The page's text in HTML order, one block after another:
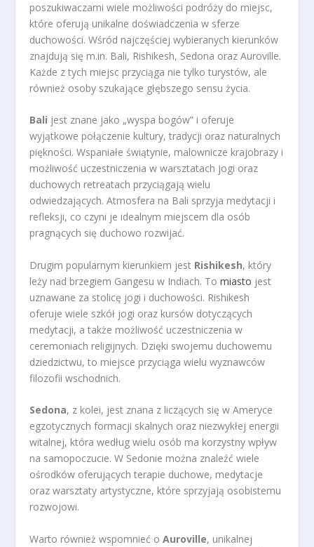
poszukiwaczami wiele możliwości podróży do miejsc,
które oferują unikalne doświadczenia w sferze
duchowości. Wśród najczęściej wybieranych kierunków
znajdują się m.in. Bali, Rishikesh, Sedona oraz Auroville.
Każde z tych miejsc przyciąga nie tylko turystów, ale
również osoby szukające głębszego sensu życia.
Bali jest znane jako „wyspa bogów” i oferuje
wyjątkowe połączenie kultury, tradycji oraz naturalnych
piękności. Wspaniałe świątynie, malownicze krajobrazy i
możliwość uczestniczenia w warsztatach jogi oraz
duchowych retreatach przyciągają wielu
odwiedzających. Atmosfera na Bali sprzyja medytacji i
refleksji, co czyni je idealnym miejscem dla osób
pragnących się duchowo rozwijać.
Drugim popularnym kierunkiem jest Rishikesh, który
leży nad brzegiem Gangesu w Indiach. Tomiasto jest
uznawane za stolicę jogi i duchowości. Rishikesh
oferuje wiele szkół jogi oraz kursów dotyczących
medytacji, a także możliwość uczestniczenia w
ceremoniach religijnych. Dzięki swojemu duchowemu
dziedzictwu, to miejsce przyciąga wielu wyznawców
filozofii wschodnich.
Sedona, z kolei, jest znana z liczących się w Ameryce
egzotycznych formacji skalnych oraz niezwykłej energii
witalnej, która według wielu osób ma korzystny wpływ
na samopoczucie. W Sedonie można znaleźć wiele
ośrodków oferujących terapie duchowe, medytacje
oraz warsztaty artystyczne, które sprzyjają osobistemu
rozwojowi.
Warto również wspomnieć oAuroville, unikalnej